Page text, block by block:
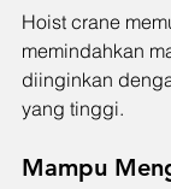
Hoist crane
memindahkan
diinginkan
yang tinggi.
Mampu